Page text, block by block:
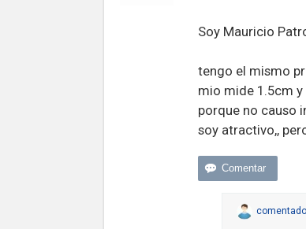
Soy Mauricio
tengo el mismo
mio mide 1.5cm
porque no causo
soy atractivo,,
comentado